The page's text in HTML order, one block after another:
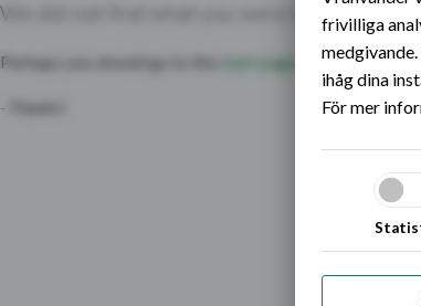
We did not find what you were looking for.
Perhaps you should go to the start page and see if you
- Thanks!
frivilliga
ihåg dina
För mer